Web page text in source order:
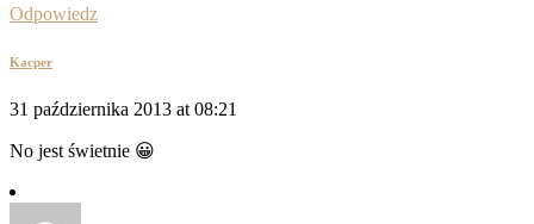
Odpowiedz
Kacper
31 października 2013 at 08:21
No jest świetnie 😀